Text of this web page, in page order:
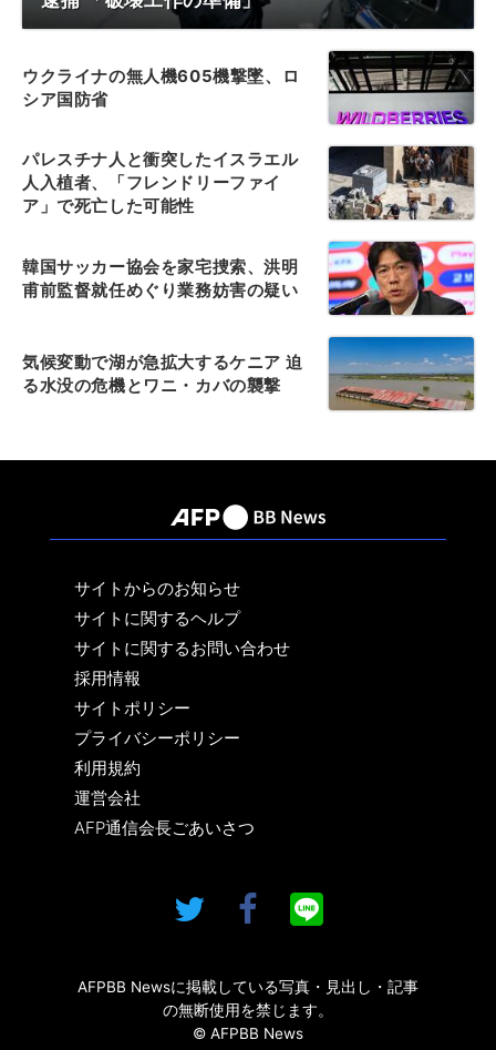
ウクライナの無人機605機撃墜、ロ
シア国防省
パレスチナ人と衝突したイスラエル
人入植者、「フレンドリーファイ
ア」で死亡した可能性
韓国サッカー協会を家宅捜索、洪明
甫前監督就任めぐり業務妨害の疑い
気候変動で湖が急拡大するケニア 迫
る水没の危機とワニ・カバの襲撃
サイトからのお知らせ
サイトに関するヘルプ
サイトに関するお問い合わせ
採用情報
サイトポリシー
プライバシーポリシー
利用規約
運営会社
AFP通信会長ごあいさつ
AFPBB Newsに掲載している写真・見出し・記事
の無断使用を禁じます。
© AFPBB News